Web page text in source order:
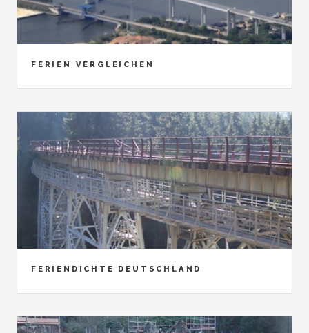
FERIEN VERGLEICHEN
FERIENDICHTE DEUTSCHLAND